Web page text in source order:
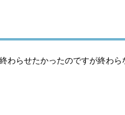
わらせたかったのですが終わ